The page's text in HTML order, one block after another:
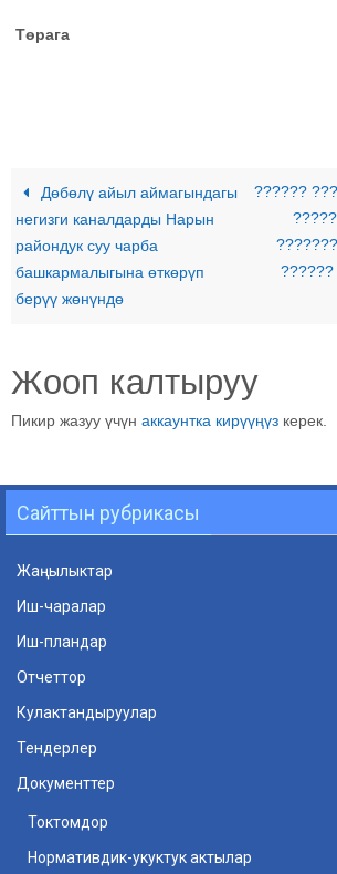
К.
Дөбөлү айыл аймагындагы
негизги каналдарды Нарын
райондук суу чарба
башкармалыгына өткөрүп
берүү жөнүндө
??????
Жооп калтыруу
Пикир жазуу үчүн аккаунтка кирүүңүз керек.
Сайттын рубрикасы
Жаңылыктар
Иш-чаралар
Иш-пландар
Отчеттор
Кулактандыруулар
Тендерлер
Документтер
Токтомдор
Нормативдик-укуктук актылар